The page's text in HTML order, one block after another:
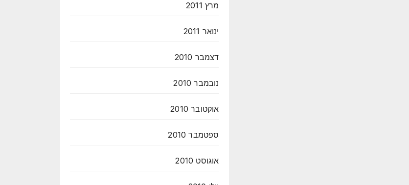
מרץ 2011
ינואר 2011
דצמבר 2010
נובמבר 2010
אוקטובר 2010
ספטמבר 2010
אוגוסט 2010